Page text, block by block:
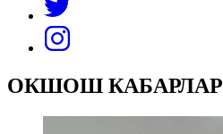
ОКШОШ КАБАРЛАР